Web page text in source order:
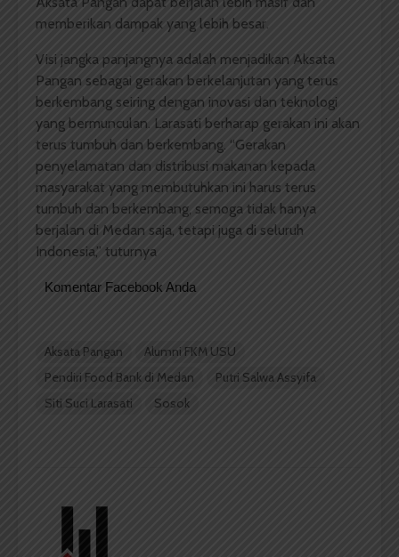
memberikan dampak yang lebih besar.
Visi jangka panjangnya adalah menjadikan Aksata
Pangan sebagai gerakan berkelanjutan yang terus
berkembang seiring dengan inovasi dan teknologi
yang bermunculan. Larasati berharap gerakan ini akan
terus tumbuh dan berkembang. “Gerakan
penyelamatan dan distribusi makanan kepada
masyarakat yang membutuhkan ini harus terus
tumbuh dan berkembang, semoga tidak hanya
berjalan di Medan saja, tetapi juga di seluruh
Indonesia,” tuturnya
Komentar Facebook Anda
Aksata Pangan
Alumni FKM USU
Pendiri Food Bank di Medan
Putri Salwa Assyifa
Siti Suci Larasati
Sosok